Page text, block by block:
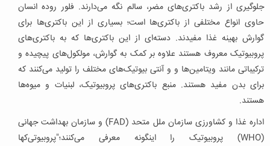
جلوگیری از رشد باکتری‌های مضر، سالم نگه می‌دارند. فلور روده انسان
حاوی انواع مختلفی از باکتری‌ها است؛ بسیاری از این باکتری‌ها برای
گوارش بهینه غذا مفیدند. دسته‌ای از این باکتری‌ها که به باکتری‌های
پروبیوتیک معروف هستند علاوه بر کمک به گوارش، مولکول‌های پیچیده و
ترکیباتی مانند ویتامین‌ها و و آنتی بیوتیک‌های مختلف را تولید می‌کنند که
برای بدن مفید هستند. منبع باکتری‌های پروبیوتیک، لبنیات و میوه‌ها
هستند.
اداره غذا و کشاورزی سازمان ملل متحد (FAD) و سازمان بهداشت جهانی
(WHO) پروبیوتیک را اینگونه معرفی می‌کنند؛"پروبیوتی‌کها